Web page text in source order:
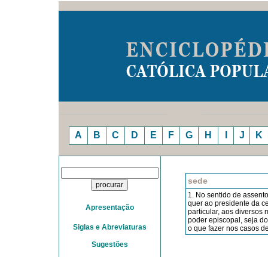
A B C D E F G H J K
Apresentação
Siglas e Abreviaturas
Sugestões
sede
1. No sentido de
quer ao presidente da
particular, aos diversos
poder episcopal, seja
o que fazer nos casos